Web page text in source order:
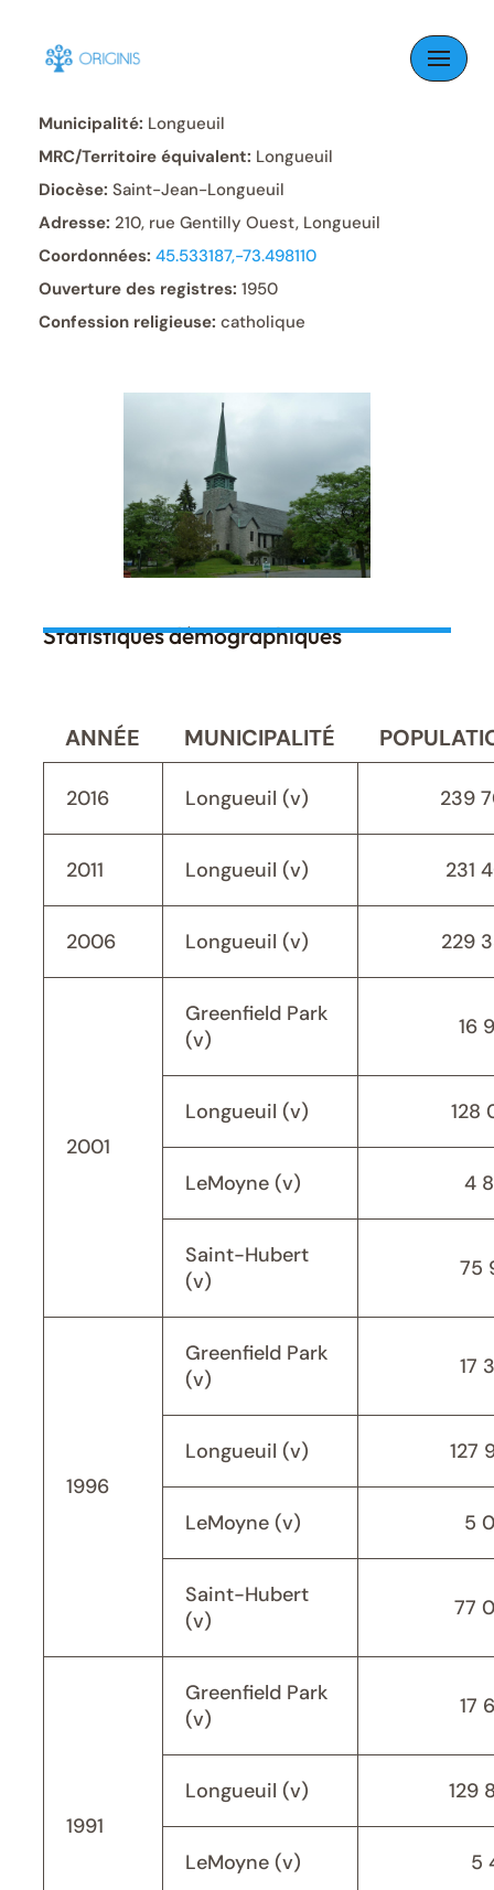
Skip
content
Municipalité: Longueuil
MRC/Territoire équivalent: Longueuil
Diocèse: Saint-Jean-Longueuil
Adresse: 210, rue Gentilly Ouest, Longueuil
Coordonnées: 45.533187,-73.498110
Ouverture des registres: 1950
Confession religieuse: catholique
Statistiques démographiques
ANNÉE MUNICIPALITÉ
2016 Longueuil (v) 239
2011 Longueuil (v) 231
2006 Longueuil (v) 229
2001
Greenfield Park
(v)
16
Longueuil (v) 128
LeMoyne (v) 4
Saint-Hubert
(v)
75
1996
Greenfield Park
(v)
17
Longueuil (v) 127
LeMoyne (v) 5
Saint-Hubert
(v)
77
1991
Greenfield Park
(v)
17
Longueuil (v) 129
LeMoyne (v) 5